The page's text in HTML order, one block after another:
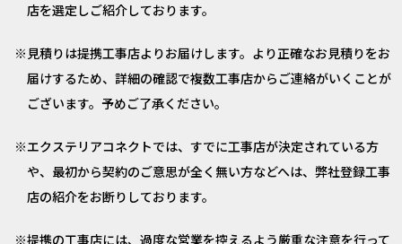
店を選定しご紹介しております。
見積りは提携工事店よりお届けします。より正確なお見積りをお
届けするため、詳細の確認で複数工事店からご連絡がいくことが
ございます。予めご了承ください。
エクステリアコネクトでは、すでに工事店が決定されている方
や、最初から契約のご意思が全く無い方などへは、弊社登録工事
店の紹介をお断りしております。
提携の工事店には、過度な営業を控えるよう厳重な注意を行って